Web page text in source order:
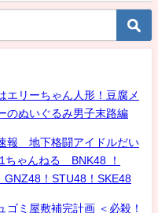
リーちゃん人形！豆腐メ
のぬいぐるみ男子末路編
報 地下格闘アイドルだい
ゃんねる BNK48 ！
！STU48！SKE48
ゴミ屋敷補完計画 ＜必殺！